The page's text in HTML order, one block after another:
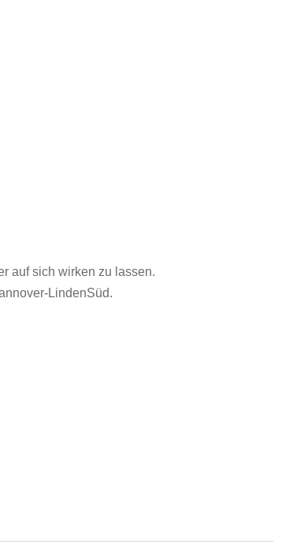
auf sich wirken zu lassen.
LindenSüd.